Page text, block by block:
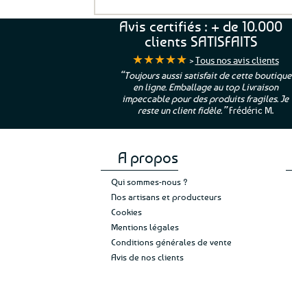
Avis certifiés : + de 10.000
clients SATISFAITS
★★★★★ >Tous nos avis clients
“Toujours aussi satisfait de cette boutique
en ligne. Emballage au top Livraison
impeccable pour des produits fragiles. Je
reste un client fidèle.”Frédéric M.
A propos
Qui sommes-nous ?
Nos artisans et producteurs
Cookies
Mentions légales
Conditions générales de vente
Avis de nos clients